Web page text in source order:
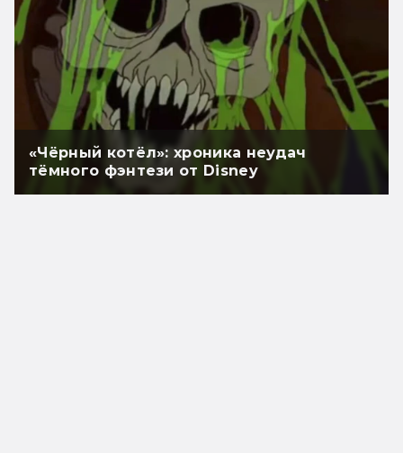
«Чёрный котёл»: хроника неудач
тёмного фэнтези от Disney